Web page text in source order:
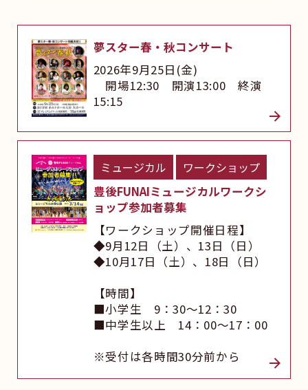
夢スター春・秋コンサート
2026年9月25日(金)
開場12:30 開演13:00 終演
15:15
ミュージカル
ワークショップ
豊後FUNAIミュージカルワークシ
ョップ参加者募集
【ワークショップ開催日程】
◆9月12日（土）、13日（日）
◆10月17日（土）、18日（日）
【時間】
■小学生 9：30～12：30
■中学生以上 14：00～17：00
※受付は各時間30分前から